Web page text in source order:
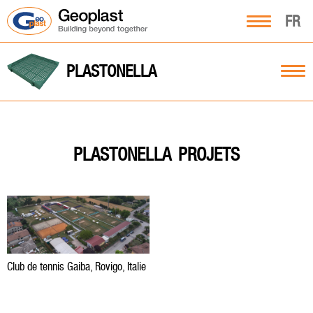
FR
PLASTONELLA
PLASTONELLA PROJETS
Club de tennis Gaiba, Rovigo, Italie